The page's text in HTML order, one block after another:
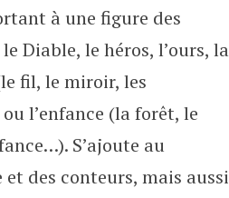
à une figure des
Diable, le héros, l’ours, la
fil, le miroir, les
l’enfance (la forêt, le
S’ajoute au
des conteurs, mais aussi